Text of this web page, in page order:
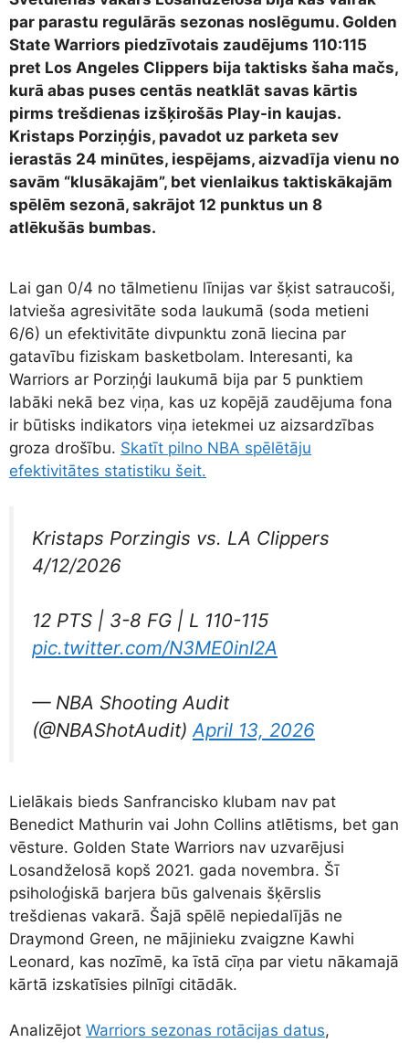
par parastu regulārās sezonas noslēgumu. Golden
State Warriors piedzīvotais zaudējums 110:115
pret Los Angeles Clippers bija taktisks šaha mačs,
kurā abas puses centās neatklāt savas kārtis
pirms trešdienas izšķirošās Play-in kaujas.
Kristaps Porziņģis, pavadot uz parketa sev
ierastās 24 minūtes, iespējams, aizvadīja vienu no
savām “klusākajām”, bet vienlaikus taktiskākajām
spēlēm sezonā, sakrājot 12 punktus un 8
atlēkušās bumbas.
Lai gan 0/4 no tālmetienu līnijas var šķist satraucoši,
latvieša agresivitāte soda laukumā (soda metieni
6/6) un efektivitāte divpunktu zonā liecina par
gatavību fiziskam basketbolam. Interesanti, ka
Warriors ar Porziņģi laukumā bija par 5 punktiem
labāki nekā bez viņa, kas uz kopējā zaudējuma fona
ir būtisks indikators viņa ietekmei uz aizsardzības
groza drošību. Skatīt pilno NBA spēlētāju
efektivitātes statistiku šeit.
Kristaps Porzingis vs. LA Clippers
4/12/2026
12 PTS | 3-8 FG | L 110-115
pic.twitter.com/N3ME0inI2A
— NBA Shooting Audit
(@NBAShotAudit)April 13, 2026
Lielākais bieds Sanfrancisko klubam nav pat
Benedict Mathurin vai John Collins atlētisms, bet gan
vēsture. Golden State Warriors nav uzvarējusi
Losandželosā kopš 2021. gada novembra. Šī
psiholoģiskā barjera būs galvenais šķērslis
trešdienas vakarā. Šajā spēlē nepiedalījās ne
Draymond Green, ne mājinieku zvaigzne Kawhi
Leonard, kas nozīmē, ka īstā cīņa par vietu nākamajā
kārtā izskatīsies pilnīgi citādāk.
Analizējot Warriors sezonas rotācijas datus,